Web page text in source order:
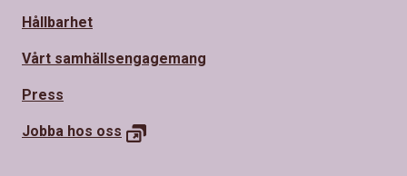
Hållbarhet
Vårt samhällsengagemang
Press
Jobba hos oss